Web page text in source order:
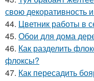
свою декоративность
44. Цветник работы в
45. Обои для дома
46. Как разделить
флоксы?
47. Как пересадить